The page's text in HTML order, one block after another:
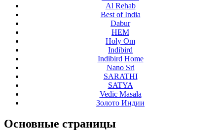
Al Rehab
Best of India
Dabur
HEM
Holy Om
Indibird
Indibird Home
Nano Sri
SARATHI
SATYA
Vedic Masala
Золото Индии
Основные страницы